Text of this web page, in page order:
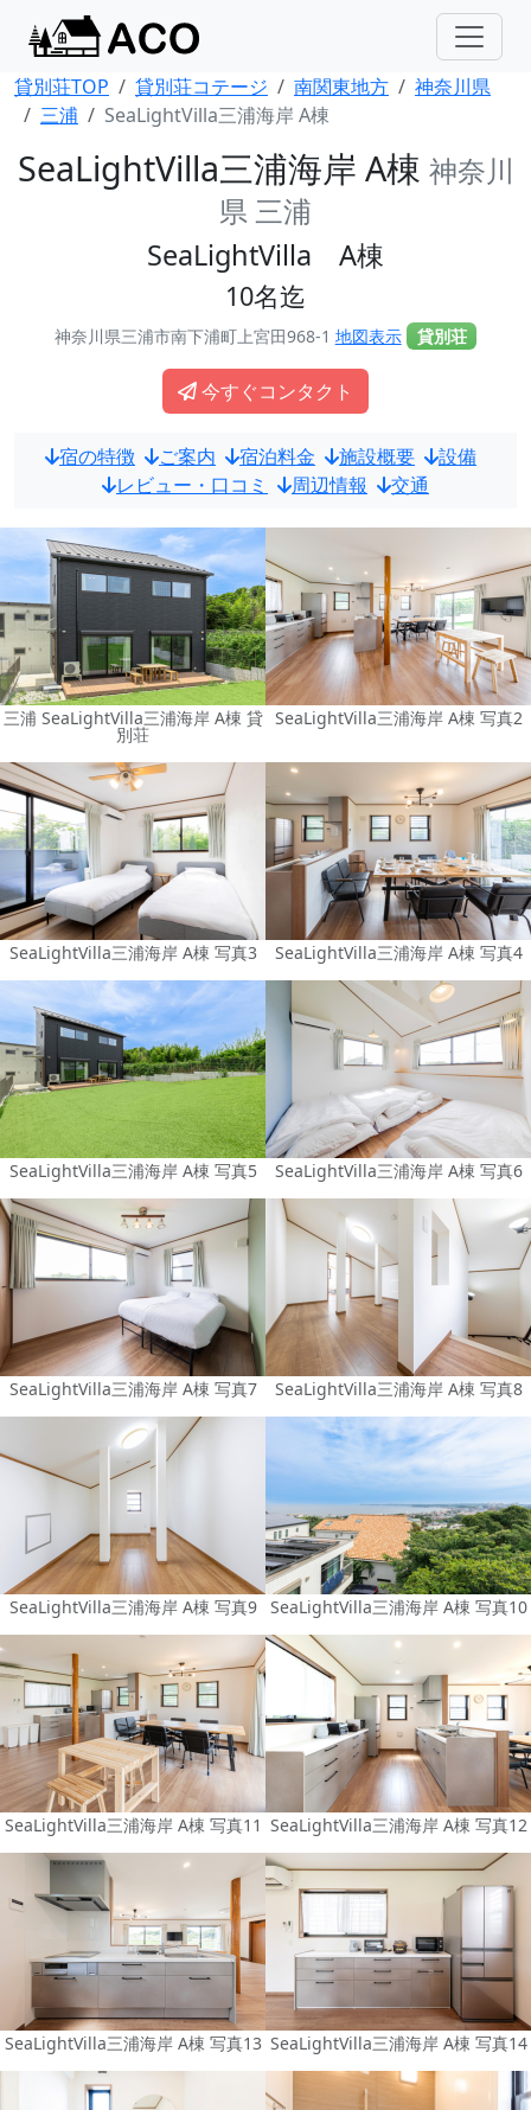
貸別荘TOP 貸別荘コテージ 南関東地方
神奈川県
三浦
SeaLightVilla三浦海岸 A棟
SeaLightVilla三浦海岸 A棟 神奈川
県 三浦
SeaLightVilla A棟
10名迄
神奈川県三浦市南下浦町上宮田968-1 地図表示 貸別荘
今すぐコンタクト
宿の特徴 ご案内 宿泊料金 施設概要
設備
レビュー・口コミ
周辺情報 交通
三浦 SeaLightVilla三浦海岸 A棟 貸
別荘
SeaLightVilla三浦海岸 A棟 写真2
SeaLightVilla三浦海岸 A棟 写真3 SeaLightVilla三浦海岸 A棟 写真4
SeaLightVilla三浦海岸 A棟 写真5 SeaLightVilla三浦海岸 A棟 写真6
SeaLightVilla三浦海岸 A棟 写真7 SeaLightVilla三浦海岸 A棟 写真8
SeaLightVilla三浦海岸 A棟 写真9 SeaLightVilla三浦海岸 A棟 写真10
SeaLightVilla三浦海岸 A棟 写真11 SeaLightVilla三浦海岸 A棟 写真12
SeaLightVilla三浦海岸 A棟 写真13 SeaLightVilla三浦海岸 A棟 写真14